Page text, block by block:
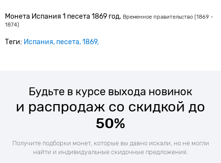
Монета Испания 1 песета 1869 год. Временное правительство (1869 -
1874)
Теги: Испания песета 1869
Будьте в курсе выхода новинок
и распродаж со скидкой до
50%
Получите подборки монет, которые вы давно искали, но не могли
найти и индивидуальные скидочные предложения.